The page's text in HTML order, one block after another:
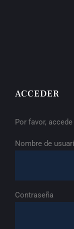
ACCEDER
Por favor,
Nombre de
Contraseña